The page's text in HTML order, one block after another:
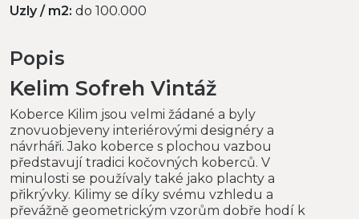
Uzly / m2: do 100.000
Popis
Kelim Sofreh Vintáž
Koberce Kilim jsou velmi žádané a byly
znovuobjeveny interiérovými designéry a
návrháři. Jako koberce s plochou vazbou
představují tradici kočovných koberců. V
minulosti se používaly také jako plachty a
přikrývky. Kilimy se díky svému vzhledu a
převážně geometrickým vzorům dobře hodí k